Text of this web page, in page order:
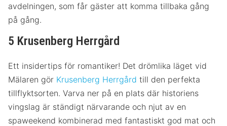
avdelningen, som får gäster att komma tillbaka gång
på gång.
5 Krusenberg Herrgård
Ett insidertips för romantiker! Det drömlika läget vid
Mälaren gör Krusenberg Herrgård till den perfekta
tillflyktsorten. Varva ner på en plats där historiens
vingslag är ständigt närvarande och njut av en
spaweekend kombinerad med fantastiskt god mat och